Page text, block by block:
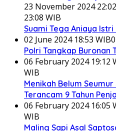
23 November 2024
23:08 WIB
Suami Tega Aniaya Istri
02 June 2024 18:53 WIB
Polri Tangkap Buronan
06 February 2024 19:12
WIB
Menikah Belum
Terancam 9 Tahun
06 February 2024 16:05
WIB
Maling Sapi Asal